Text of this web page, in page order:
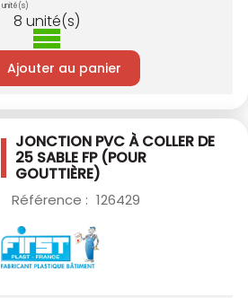
8 unité(s)
Ajouter au panier
JONCTION PVC À COLLER DE
25 SABLE FP (POUR
GOUTTIÈRE)
Référence : 126429